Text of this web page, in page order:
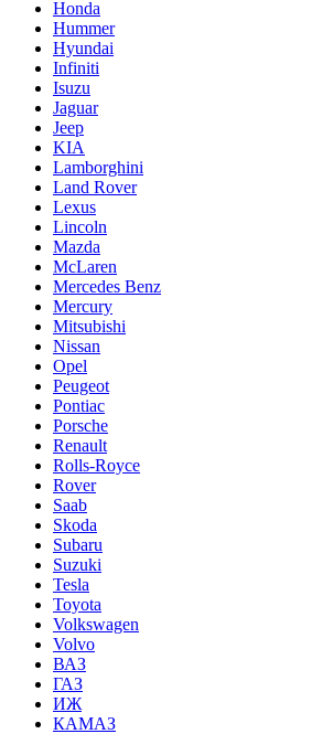
Honda
Hummer
Hyundai
Infiniti
Isuzu
Jaguar
Jeep
KIA
Lamborghini
Land Rover
Lexus
Lincoln
Mazda
McLaren
Mercedes Benz
Mercury
Mitsubishi
Nissan
Opel
Peugeot
Pontiac
Porsche
Renault
Rolls-Royce
Rover
Saab
Skoda
Subaru
Suzuki
Tesla
Toyota
Volkswagen
Volvo
ВАЗ
ГАЗ
ИЖ
КАМАЗ